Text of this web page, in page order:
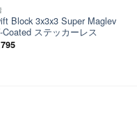
Block 3x3x3 Super Maglev
Coated ステッカーレス